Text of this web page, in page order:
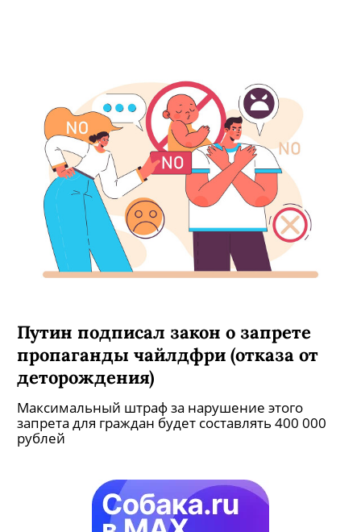
Путин подписал закон о запрете
пропаганды чайлдфри (отказа от
деторождения)
Максимальный штраф за нарушение этого
запрета для граждан будет составлять 400 000
рублей